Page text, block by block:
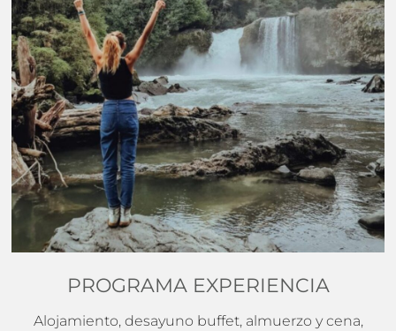
PROGRAMA EXPERIENCIA
Alojamiento, desayuno buffet, almuerzo y cena,